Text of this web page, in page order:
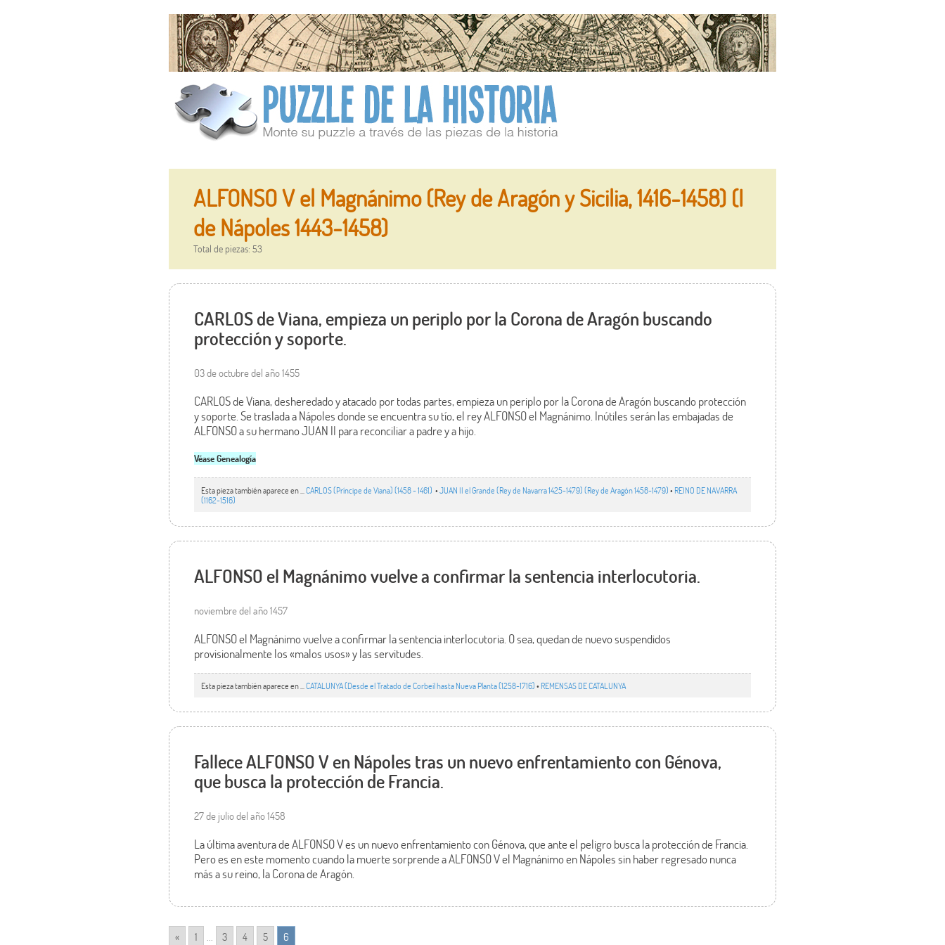
ALFONSO V el Magnánimo (Rey de Aragón y Sicilia, 1416-1458) (I
de Nápoles 1443-1458)
Total de piezas: 53
CARLOS de Viana, empieza un periplo por la Corona de Aragón buscando
protección y soporte.
03 de octubre del año 1455
CARLOS de Viana, desheredado y atacado por todas partes, empieza un periplo por la Corona de Aragón buscando protección
y soporte. Se traslada a Nápoles donde se encuentra su tío, el rey ALFONSO el Magnánimo. Inútiles serán las embajadas de
ALFONSO a su hermano JUAN II para reconciliar a padre y a hijo.
Véase Genealogía
Esta pieza también aparece en ...CARLOS (Príncipe de Viana) (1458 - 1461) •JUAN II el Grande (Rey de Navarra 1425-1479) (Rey de Aragón 1458-1479)• REINO DE NAVARRA
(1162-1516)
ALFONSO el Magnánimo vuelve a confirmar la sentencia interlocutoria.
noviembre del año 1457
ALFONSO el Magnánimo vuelve a confirmar la sentencia interlocutoria. O sea, quedan de nuevo suspendidos
provisionalmente los «malos usos» y las servitudes.
Esta pieza también aparece en ...CATALUNYA (Desde el Tratado de Corbeil hasta Nueva Planta (1258-1716)• REMENSAS DE CATALUNYA
Fallece ALFONSO V en Nápoles tras un nuevo enfrentamiento con Génova,
que busca la protección de Francia.
27 de julio del año 1458
La última aventura de ALFONSO V es un nuevo enfrentamiento con Génova, que ante el peligro busca la protección de Francia.
Pero es en este momento cuando la muerte sorprende a ALFONSO V el Magnánimo en Nápoles sin haber regresado nunca
más a su reino, la Corona de Aragón.
« 1 ... 3 4 5 6